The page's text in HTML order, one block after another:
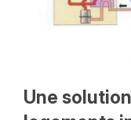
Une